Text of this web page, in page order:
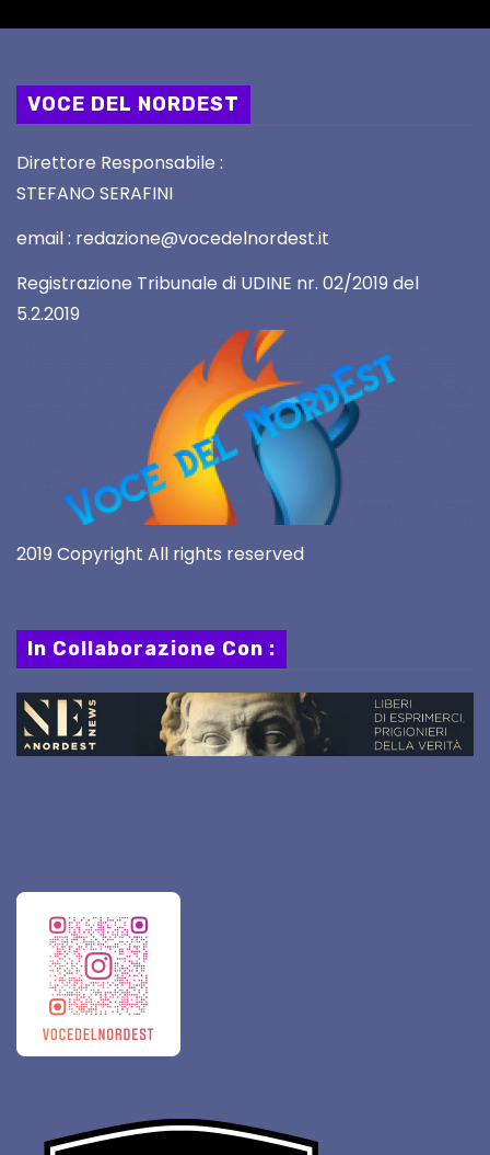
VOCE DEL NORDEST
Direttore Responsabile :
STEFANO SERAFINI
email : redazione@vocedelnordest.it
Registrazione Tribunale di UDINE nr. 02/2019 del
5.2.2019
2019 Copyright All rights reserved
In Collaborazione Con :